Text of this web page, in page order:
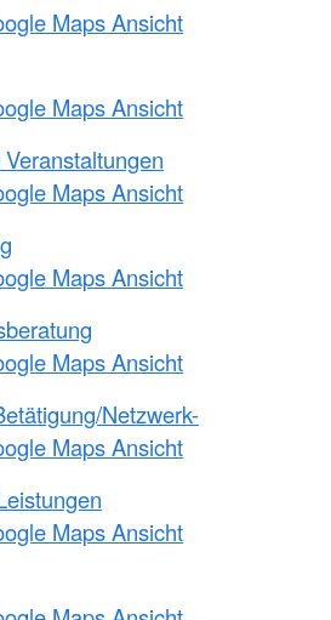
Maps Ansicht
Maps Ansicht
Maps Ansicht
Maps Ansicht
Maps Ansicht
Netzwerk-
Maps Ansicht
Maps Ansicht